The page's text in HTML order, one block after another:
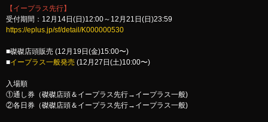
【イープラス先行】
受付期間：12月14日(日)12:00～12月21日(日)23:59
https://eplus.jp/sf/detail/K000000530
■磔磔店頭販売 (12月19日(金)15:00〜)
■イープラス一般発売 (12月27日(土)10:00〜)
入場順
①通し券（磔磔店頭＆イープラス先行→イープラス一般)
②各日券（磔磔店頭＆イープラス先行→イープラス一般)